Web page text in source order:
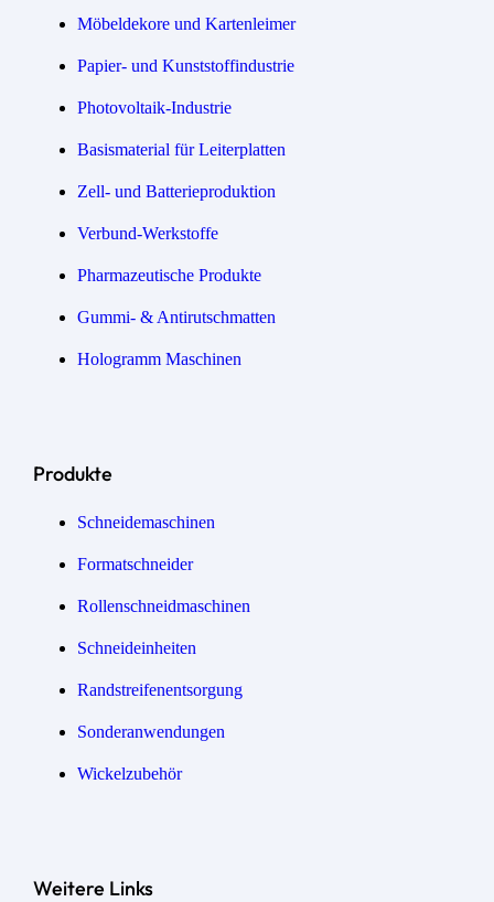
Möbeldekore und Kartenleimer
Papier- und Kunststoffindustrie
Photovoltaik-Industrie
Basismaterial für Leiterplatten
Zell- und Batterieproduktion
Verbund-Werkstoffe
Pharmazeutische Produkte
Gummi- & Antirutschmatten
Hologramm Maschinen
Produkte
Schneidemaschinen
Formatschneider
Rollenschneidmaschinen
Schneideinheiten
Randstreifen­entsorgung
Sonder­anwendungen
Wickel­zubehör
Weitere Links